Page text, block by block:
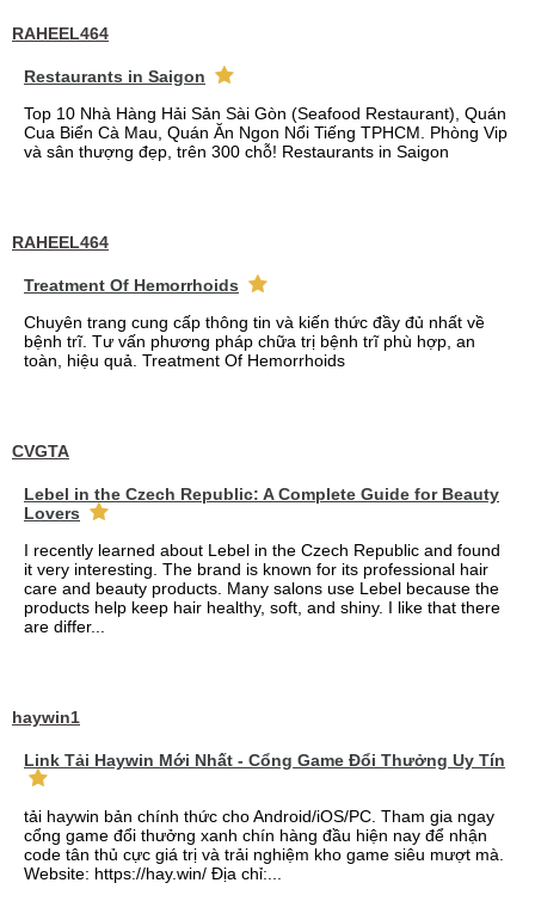
RAHEEL464
Restaurants in Saigon
Top 10 Nhà Hàng Hải Sản Sài Gòn (Seafood Restaurant), Quán
Cua Biển Cà Mau, Quán Ăn Ngon Nổi Tiếng TPHCM. Phòng Vip
và sân thượng đẹp, trên 300 chỗ! Restaurants in Saigon
RAHEEL464
Treatment Of Hemorrhoids
Chuyên trang cung cấp thông tin và kiến thức đầy đủ nhất về
bệnh trĩ. Tư vấn phương pháp chữa trị bệnh trĩ phù hợp, an
toàn, hiệu quả. Treatment Of Hemorrhoids
CVGTA
Lebel in the Czech Republic: A Complete Guide for Beauty
Lovers
I recently learned about Lebel in the Czech Republic and found
it very interesting. The brand is known for its professional hair
care and beauty products. Many salons use Lebel because the
products help keep hair healthy, soft, and shiny. I like that there
are differ...
haywin1
Link Tải Haywin Mới Nhất - Cổng Game Đổi Thưởng Uy Tín
tải haywin bản chính thức cho Android/iOS/PC. Tham gia ngay
cổng game đổi thưởng xanh chín hàng đầu hiện nay để nhận
code tân thủ cực giá trị và trải nghiệm kho game siêu mượt mà.
Website: https://hay.win/ Địa chỉ:...